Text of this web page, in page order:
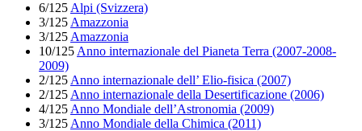
6/125 Alpi (Svizzera)
3/125 Amazzonia
3/125 Amazzonia
10/125 Anno internazionale del Pianeta Terra (2007-2008-
2009)
2/125 Anno internazionale dell’ Elio-fisica (2007)
2/125 Anno internazionale della Desertificazione (2006)
4/125 Anno Mondiale dell’Astronomia (2009)
3/125 Anno Mondiale della Chimica (2011)